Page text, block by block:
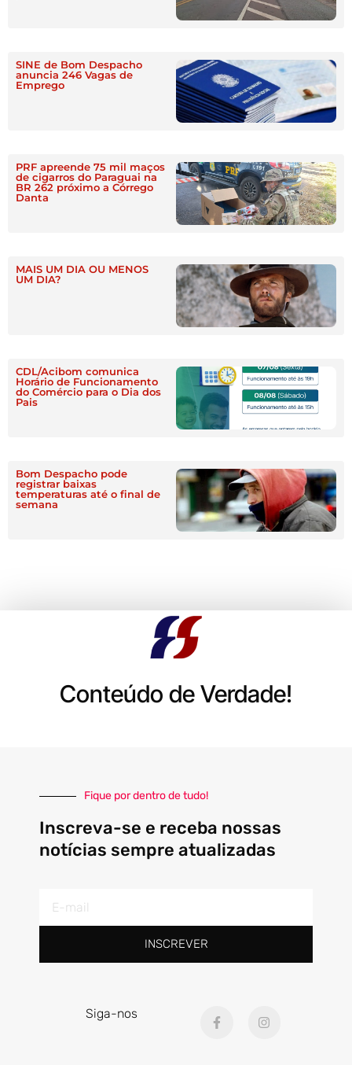
SINE de Bom Despacho
anuncia 246 Vagas de
Emprego
PRF apreende 75 mil maços
de cigarros do Paraguai na
BR 262 próximo a Córrego
Danta
MAIS UM DIA OU MENOS
UM DIA?
CDL/Acibom comunica
Horário de Funcionamento
do Comércio para o Dia dos
Pais
Bom Despacho pode
registrar baixas
temperaturas até o final de
semana
Conteúdo de Verdade!
Fique por dentro de tudo!
Inscreva-se e receba nossas
notícias sempre atualizadas
mail
INSCREVER
Siga-nos
a
n